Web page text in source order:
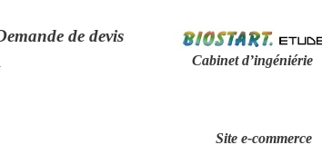
de devis
Cabinet d’ingéniérie
Site e-commerce